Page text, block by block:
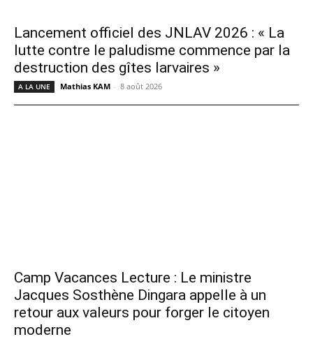
Lancement officiel des JNLAV 2026 : « La
lutte contre le paludisme commence par la
destruction des gîtes larvaires »
A LA UNE Mathias KAM - 8 août 2026
Camp Vacances Lecture : Le ministre
Jacques Sosthène Dingara appelle à un
retour aux valeurs pour forger le citoyen
moderne